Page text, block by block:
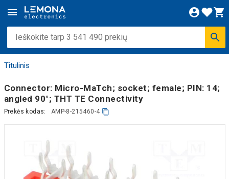
Titulinis
Connector: Micro-MaTch; socket; female; PIN: 14;
angled 90°; THT TE Connectivity
Prekės kodas: AMP-8-215460-4